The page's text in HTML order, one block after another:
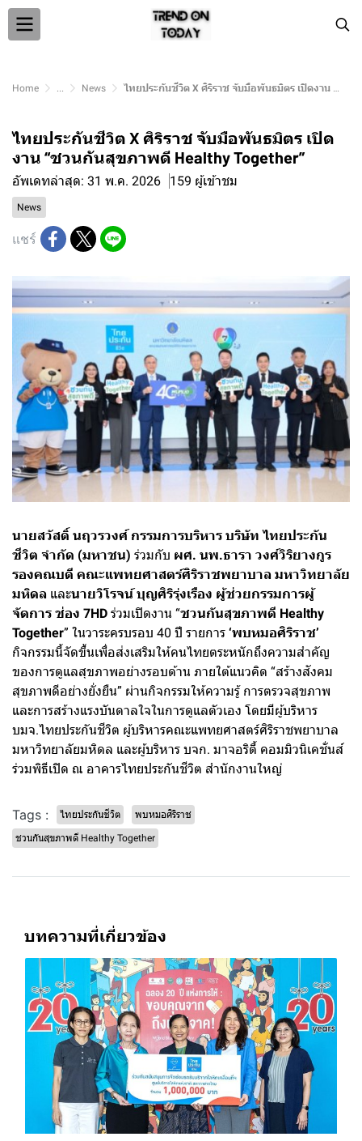
Home ... News ไทยประกันชีวิต X ศิริราช จับมือพันธมิตร เปิดงาน “ชวนกันสุขภาพดี Healthy Together”
ไทยประกันชีวิต X ศิริราช จับมือพันธมิตร เปิด
งาน “ชวนกันสุขภาพดี Healthy Together”
อัพเดทล่าสุด: 31 พ.ค. 2026 159 ผู้เข้าชม
News
แชร์
นายสวัสดิ์ นฤวรวงศ์ กรรมการบริหาร บริษัท ไทยประกัน
ชีวิต จำกัด (มหาชน) ร่วมกับ ผศ. นพ.ธารา วงศ์วิริยางกูร
รองคณบดี คณะแพทยศาสตร์ศิริราชพยาบาล มหาวิทยาลัย
มหิดล และนายวิโรจน์ บุญศิริรุ่งเรือง ผู้ช่วยกรรมการผู้
จัดการ ช่อง 7HD ร่วมเปิดงาน “ชวนกันสุขภาพดี Healthy
Together” ในวาระครบรอบ 40 ปี รายการ ‘พบหมอศิริราช’
กิจกรรมนี้จัดขึ้นเพื่อส่งเสริมให้คนไทยตระหนักถึงความสำคัญ
ของการดูแลสุขภาพอย่างรอบด้าน ภายใต้แนวคิด “สร้างสังคม
สุขภาพดีอย่างยั่งยืน” ผ่านกิจกรรมให้ความรู้ การตรวจสุขภาพ
และการสร้างแรงบันดาลใจในการดูแลตัวเอง โดยมีผู้บริหาร
บมจ.ไทยประกันชีวิต ผู้บริหารคณะแพทยศาสตร์ศิริราชพยาบาล
มหาวิทยาลัยมหิดล และผู้บริหาร บจก. มาจอริตี้ คอมมิวนิเคชั่นส์
ร่วมพิธีเปิด ณ อาคารไทยประกันชีวิต สำนักงานใหญ่
Tags : ไทยประกันชีวิต พบหมอศิริราช
ชวนกันสุขภาพดี Healthy Together
บทความที่เกี่ยวข้อง